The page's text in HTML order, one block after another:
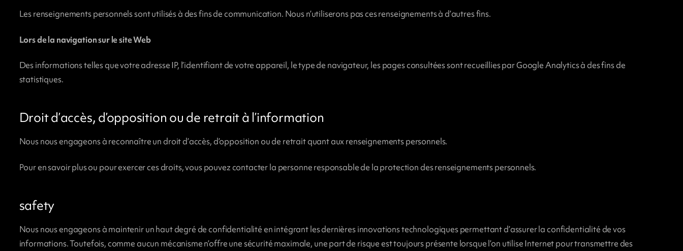
Les renseignements personnels sont utilisés à des fins de communication. Nous n’utiliserons pas ces renseignements à d’autres fins.
Lors de la navigation sur le site Web
Des informations telles que votre adresse IP, l’identifiant de votre appareil, le type de navigateur, les pages consultées sont recueillies par Google Analytics à des fins de
statistiques.
Droit d’accès, d’opposition ou de retrait à l’information
Nous nous engageons à reconnaître un droit d’accès, d’opposition ou de retrait quant aux renseignements personnels.
Pour en savoir plus ou pour exercer ces droits, vous pouvez contacter la personne responsable de la protection des renseignements personnels.
safety
Nous nous engageons à maintenir un haut degré de confidentialité en intégrant les dernières innovations technologiques permettant d’assurer la confidentialité de vos
informations. Toutefois, comme aucun mécanisme n’offre une sécurité maximale, une part de risque est toujours présente lorsque l’on utilise Internet pour transmettre des